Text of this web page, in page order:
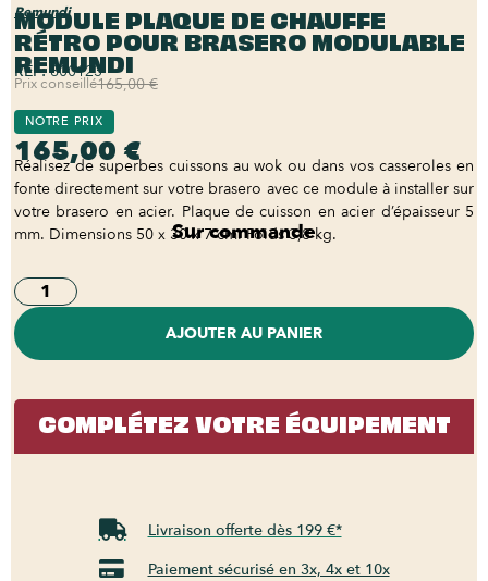
Remundi
MODULE PLAQUE DE CHAUFFE
RÉTRO POUR BRASERO MODULABLE
REMUNDI
REF:800123
Prix conseillé165,00 €
NOTRE PRIX
165,00 €
Réalisez de superbes cuissons au wok ou dans vos casseroles en
fonte directement sur votre brasero avec ce module à installer sur
votre brasero en acier. Plaque de cuisson en acier d’épaisseur 5
mm. Dimensions 50 x 30 x 7 cm. Poids 3,8 kg.
Sur commande
AJOUTER AU PANIER
COMPLÉTEZ VOTRE ÉQUIPEMENT
Livraison offerte dès 199 €*
Paiement sécurisé en 3x, 4x et 10x